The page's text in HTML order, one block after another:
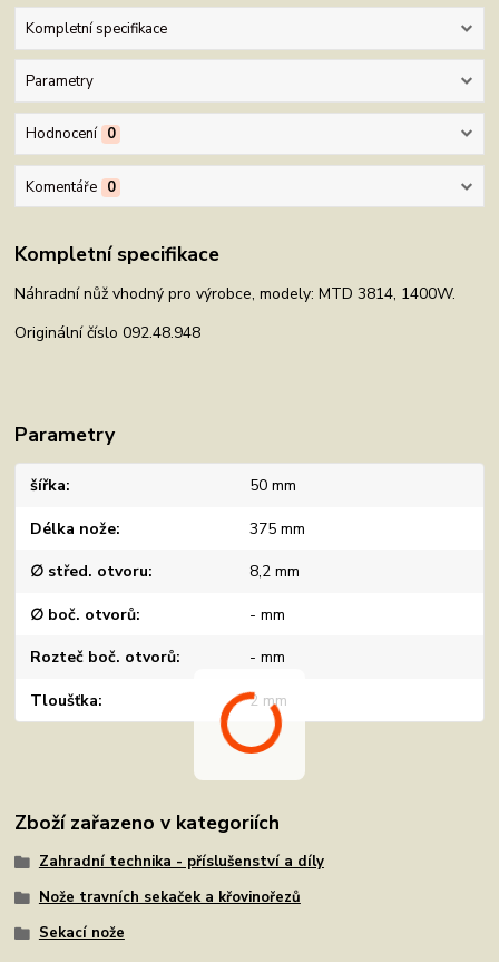
Kompletní specifikace
Parametry
Hodnocení 0
Komentáře 0
Kompletní specifikace
Náhradní nůž vhodný pro výrobce, modely: MTD 3814, 1400W.
Originální číslo 092.48.948
Parametry
šířka 50 mm
Délka nože 375 mm
∅ střed. otvoru 8,2 mm
∅ boč. otvorů - mm
Rozteč boč. otvorů - mm
Tloušťka 2 mm
Zboží zařazeno v kategoriích
Zahradní technika - příslušenství a díly
Nože travních sekaček a křovinořezů
Sekací nože